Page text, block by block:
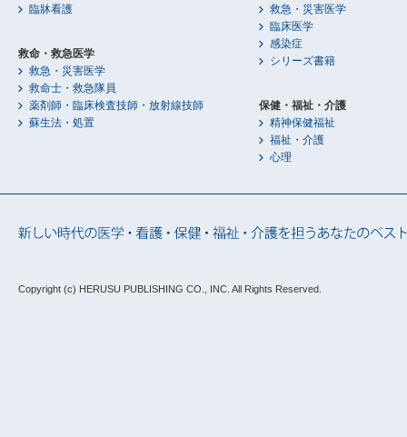
臨牀看護
救命・救急医学
救急・災害医学
救命士・救急隊員
薬剤師・臨床検査技師・放射線技師
蘇生法・処置
救急・災害医学
臨床医学
感染症
シリーズ書籍
保健・福祉・介護
精神保健福祉
福祉・介護
心理
Copyright (c) HERUSU PUBLISHING CO., INC. All Rights Reserved.